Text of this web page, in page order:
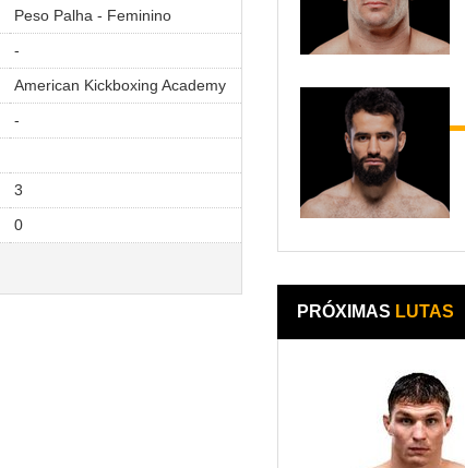
Peso Palha - Feminino
-
American Kickboxing Academy
-
3
0
PRÓXIMAS LUTAS